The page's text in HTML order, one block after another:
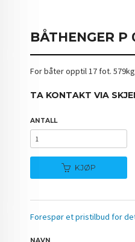
BÅTHENGER P
For båter opptil 17 fot.
TA KONTAKT VIA
ANTALL
KJØP
Forespør et pristilbud for